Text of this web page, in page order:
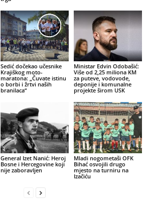
Sedić dočekao učesnike
Krajiškog moto-
maratona: „Čuvate istinu
o borbi i žrtvi naših
branilaca“
Ministar Edvin Odobašić:
Više od 2,25 miliona KM
za puteve, vodovode,
deponije i komunalne
projekte širom USK
General Izet Nanić: Heroj
Bosne i Hercegovine koji
nije zaboravljen
Mladi nogometaši OFK
Bihać osvojili drugo
mjesto na turniru na
Izačiću